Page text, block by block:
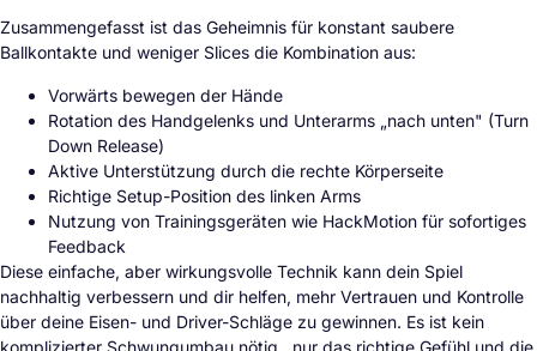
Zusammengefasst ist das Geheimnis für konstant saubere
Ballkontakte und weniger Slices die Kombination aus:
Vorwärts bewegen der Hände
Rotation des Handgelenks und Unterarms „nach unten" (Turn
Down Release)
Aktive Unterstützung durch die rechte Körperseite
Richtige Setup-Position des linken Arms
Nutzung von Trainingsgeräten wie HackMotion für sofortiges
Feedback
Diese einfache, aber wirkungsvolle Technik kann dein Spiel
nachhaltig verbessern und dir helfen, mehr Vertrauen und Kontrolle
über deine Eisen- und Driver-Schläge zu gewinnen. Es ist kein
komplizierter Schwungumbau nötig , nur das richtige Gefühl und die